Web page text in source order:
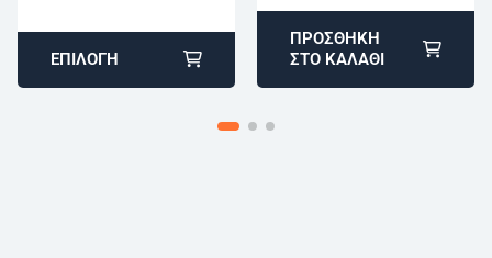
ΕΠΙΛΟΓΉ
ΠΡΟΣΘΉΚΗ
ΣΤΟ ΚΑΛΆΘΙ